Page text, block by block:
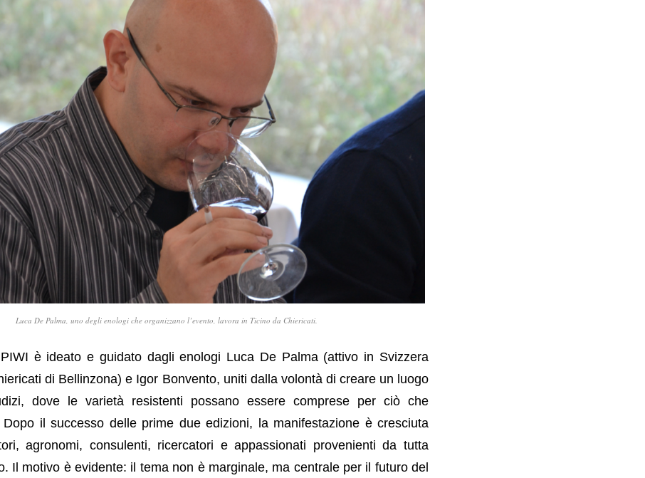
Luca De Palma, uno degli enologi che organizzano l’evento, lavora in Ticino da Chiericati.
è ideato e guidato dagli enologi Luca De Palma (attivo in Svizzera
di Bellinzona) e Igor Bonvento, uniti dalla volontà di creare un luogo
dove le varietà resistenti possano essere comprese per ciò che
il successo delle prime due edizioni, la manifestazione è cresciuta
agronomi, consulenti, ricercatori e appassionati provenienti da tutta
Il motivo è evidente: il tema non è marginale, ma centrale per il futuro del